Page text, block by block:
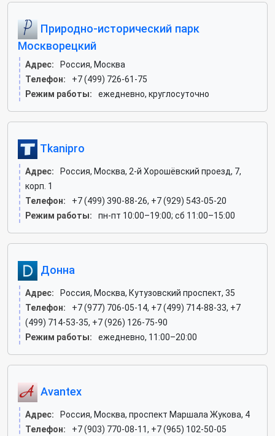
Природно-исторический парк
Москворецкий
Адрес:
Россия, Москва
Телефон:
+7 (499) 726-61-75
Режим работы:
ежедневно, круглосуточно
Tkanipro
Адрес:
Россия, Москва, 2-й Хорошёвский проезд, 7,
корп. 1
Телефон:
+7 (499) 390-88-26, +7 (929) 543-05-20
Режим работы:
пн-пт 10:00–19:00; сб 11:00–15:00
Донна
Адрес:
Россия, Москва, Кутузовский проспект, 35
Телефон:
+7 (977) 706-05-14, +7 (499) 714-88-33, +7
(499) 714-53-35, +7 (926) 126-75-90
Режим работы:
ежедневно, 11:00–20:00
Avantex
Адрес:
Россия, Москва, проспект Маршала Жукова, 4
Телефон:
+7 (903) 770-08-11, +7 (965) 102-50-05